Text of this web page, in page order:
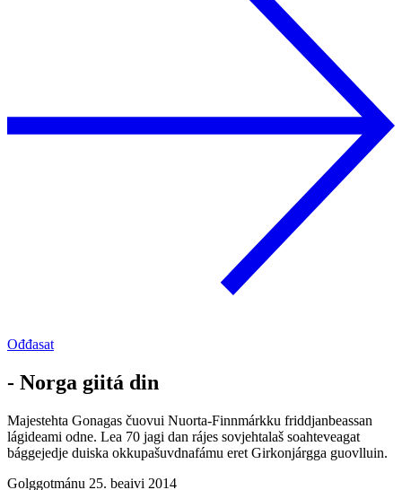
Ođđasat
- Norga giitá din
Majestehta Gonagas čuovui Nuorta-Finnmárkku friddjanbeassan
lágideami odne. Lea 70 jagi dan rájes sovjehtalaš soahteveagat
bággejedje duiska okkupašuvdnafámu eret Girkonjárgga guovlluin.
Golggotmánu 25. beaivi 2014